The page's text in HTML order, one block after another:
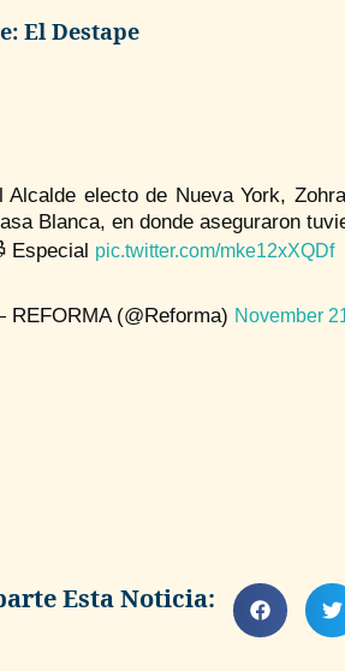
El Destape
Alcalde electo de Nueva York,
Blanca, en donde aseguraron
Especial pic.twitter.com/mke12xXQDf
(@Reforma) November
Esta Noticia: